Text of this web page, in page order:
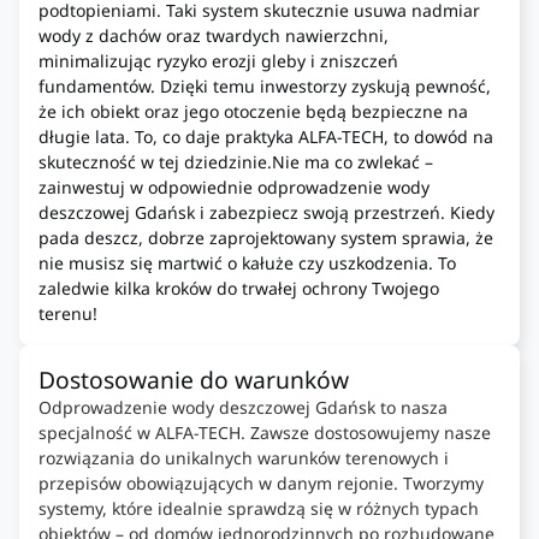
podtopieniami. Taki system skutecznie usuwa nadmiar
wody z dachów oraz twardych nawierzchni,
minimalizując ryzyko erozji gleby i zniszczeń
fundamentów. Dzięki temu inwestorzy zyskują pewność,
że ich obiekt oraz jego otoczenie będą bezpieczne na
długie lata. To, co daje praktyka ALFA-TECH, to dowód na
skuteczność w tej dziedzinie.Nie ma co zwlekać –
zainwestuj w odpowiednie odprowadzenie wody
deszczowej Gdańsk i zabezpiecz swoją przestrzeń. Kiedy
pada deszcz, dobrze zaprojektowany system sprawia, że
nie musisz się martwić o kałuże czy uszkodzenia. To
zaledwie kilka kroków do trwałej ochrony Twojego
terenu!
Dostosowanie do warunków
Odprowadzenie wody deszczowej Gdańsk to nasza
specjalność w ALFA-TECH. Zawsze dostosowujemy nasze
rozwiązania do unikalnych warunków terenowych i
przepisów obowiązujących w danym rejonie. Tworzymy
systemy, które idealnie sprawdzą się w różnych typach
obiektów – od domów jednorodzinnych po rozbudowane